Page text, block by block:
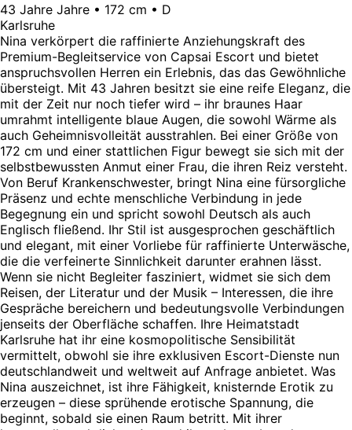
43 Jahre Jahre • 172 cm • D
Karlsruhe
Nina verkörpert die raffinierte Anziehungskraft des
Premium-Begleitservice von Capsai Escort und bietet
anspruchsvollen Herren ein Erlebnis, das das Gewöhnliche
übersteigt. Mit 43 Jahren besitzt sie eine reife Eleganz, die
mit der Zeit nur noch tiefer wird – ihr braunes Haar
umrahmt intelligente blaue Augen, die sowohl Wärme als
auch Geheimnisvolleität ausstrahlen. Bei einer Größe von
172 cm und einer stattlichen Figur bewegt sie sich mit der
selbstbewussten Anmut einer Frau, die ihren Reiz versteht.
Von Beruf Krankenschwester, bringt Nina eine fürsorgliche
Präsenz und echte menschliche Verbindung in jede
Begegnung ein und spricht sowohl Deutsch als auch
Englisch fließend. Ihr Stil ist ausgesprochen geschäftlich
und elegant, mit einer Vorliebe für raffinierte Unterwäsche,
die die verfeinerte Sinnlichkeit darunter erahnen lässt.
Wenn sie nicht Begleiter fasziniert, widmet sie sich dem
Reisen, der Literatur und der Musik – Interessen, die ihre
Gespräche bereichern und bedeutungsvolle Verbindungen
jenseits der Oberfläche schaffen. Ihre Heimatstadt
Karlsruhe hat ihr eine kosmopolitische Sensibilität
vermittelt, obwohl sie ihre exklusiven Escort-Dienste nun
deutschlandweit und weltweit auf Anfrage anbietet. Was
Nina auszeichnet, ist ihre Fähigkeit, knisternde Erotik zu
erzeugen – diese sprühende erotische Spannung, die
beginnt, sobald sie einen Raum betritt. Mit ihrer